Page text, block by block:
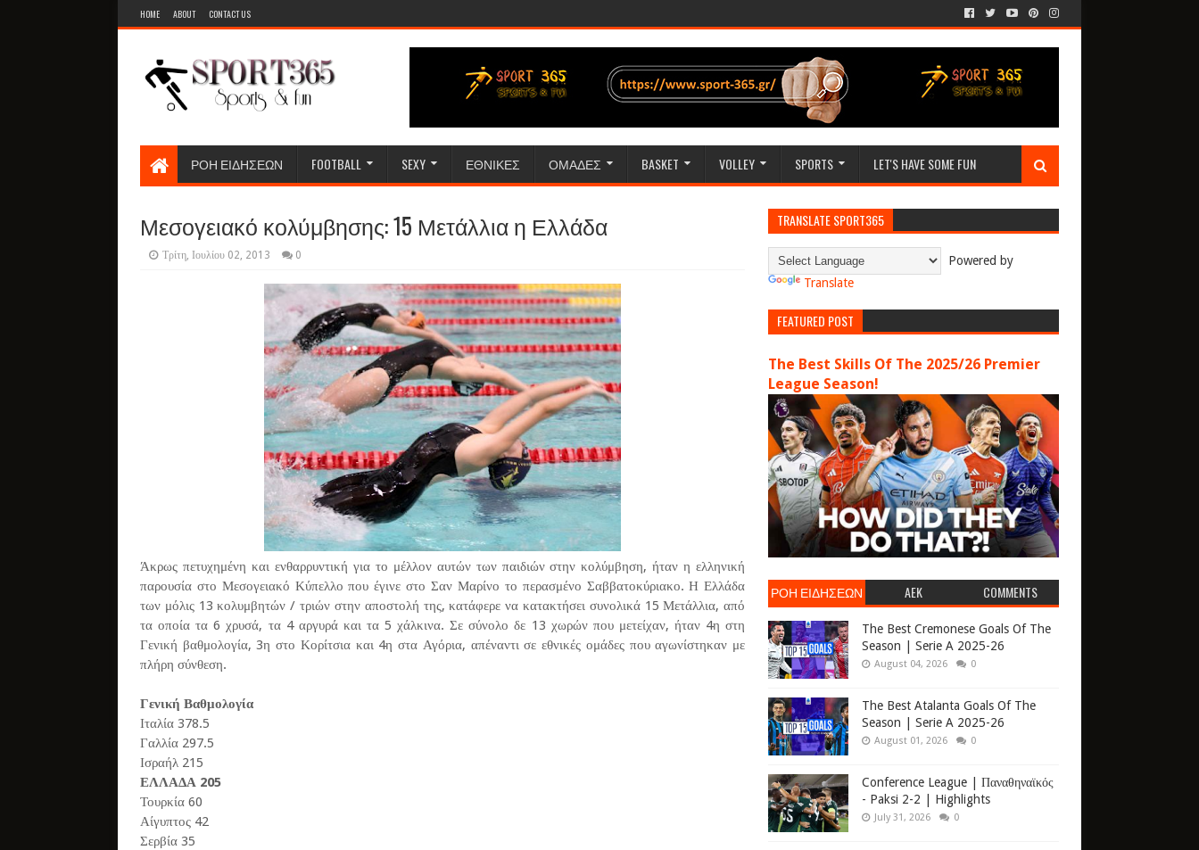
HOME ABOUT CONTACT US
ΡΟΗ ΕΙΔΗΣΕΩΝ FOOTBALL SEXY ΕΘΝΙΚΕΣ ΟΜΑΔΕΣ BASKET VOLLEY SPORTS LET'S HAVE SOME FUN
Μεσογειακό κολύμβησης: 15 Μετάλλια η Ελλάδα
Τρίτη, Ιουλίου 02, 2013 0
Άκρως πετυχημένη και ενθαρρυντική για το μέλλον αυτών των παιδιών στην κολύμβηση, ήταν η ελληνική
παρουσία στο Μεσογειακό Κύπελλο που έγινε στο Σαν Μαρίνο το περασμένο Σαββατοκύριακο. Η Ελλάδα
των μόλις 13 κολυμβητών / τριών στην αποστολή της, κατάφερε να κατακτήσει συνολικά 15 Μετάλλια, από
τα οποία τα 6 χρυσά, τα 4 αργυρά και τα 5 χάλκινα. Σε σύνολο δε 13 χωρών που μετείχαν, ήταν 4η στη
Γενική βαθμολογία, 3η στο Κορίτσια και 4η στα Αγόρια, απέναντι σε εθνικές ομάδες που αγωνίστηκαν με
πλήρη σύνθεση.
Γενική Βαθμολογία
Ιταλία 378.5
Γαλλία 297.5
Ισραήλ 215
ΕΛΛΑΔΑ 205
Τουρκία 60
Αίγυπτος 42
Σερβία 35
TRANSLATE SPORT365
Powered by
Translate
FEATURED POST
The Best Skills Of The 2025/26 Premier
League Season!
ΡΟΗ ΕΙΔΗΣΕΩΝ AEK COMMENTS
The Best Cremonese Goals Of The
Season | Serie A 2025-26
August 04, 2026 0
The Best Atalanta Goals Of The
Season | Serie A 2025-26
August 01, 2026 0
Conference League | Παναθηναϊκός
- Paksi 2-2 | Highlights
July 31, 2026 0